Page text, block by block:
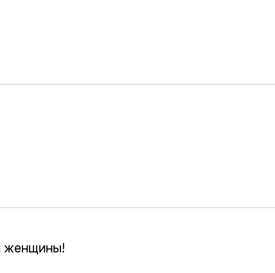
женщины!